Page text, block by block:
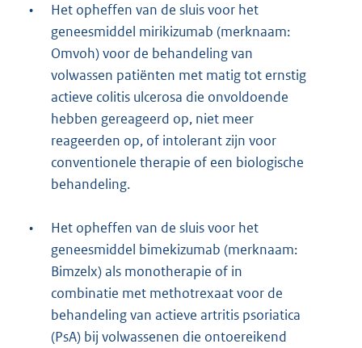
•
Het opheffen van de sluis voor het
geneesmiddel mirikizumab (merknaam:
Omvoh) voor de behandeling van
volwassen patiënten met matig tot ernstig
actieve colitis ulcerosa die onvoldoende
hebben gereageerd op, niet meer
reageerden op, of intolerant zijn voor
conventionele therapie of een biologische
behandeling.
•
Het opheffen van de sluis voor het
geneesmiddel bimekizumab (merknaam:
Bimzelx) als monotherapie of in
combinatie met methotrexaat voor de
behandeling van actieve artritis psoriatica
(PsA) bij volwassenen die ontoereikend